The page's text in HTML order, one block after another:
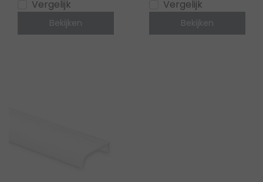
Vergelijk
Bekijken
Vergelijk
Bekijken